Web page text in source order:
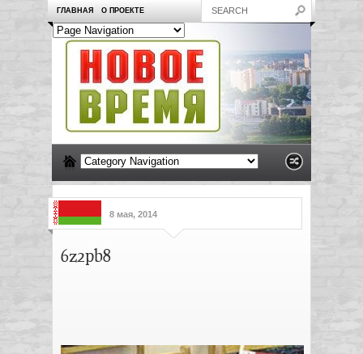
ГЛАВНАЯ О ПРОЕКТЕ
8 мая, 2014
6z2pb8